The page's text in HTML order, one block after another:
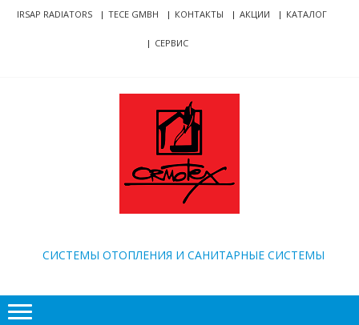
Skip
SkipIRSAP RADIATORS TECE GMBH КОНТАКТЫ АКЦИИ КАТАЛОГ
СЕРВИС
CИСТЕМЫ ОТОПЛЕНИЯ И САНИТАРНЫЕ СИСТЕМЫ